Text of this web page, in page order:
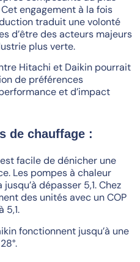
engagement à la fois
traduit une volonté
d’être des acteurs majeurs
plus verte.
Hitachi et Daikin pourrait
de préférences
et d’impact
de chauffage :
facile de dénicher une
Les pompes à chaleur
dépasser 5,1. Chez
des unités avec un COP
5,1.
fonctionnent jusqu’à une